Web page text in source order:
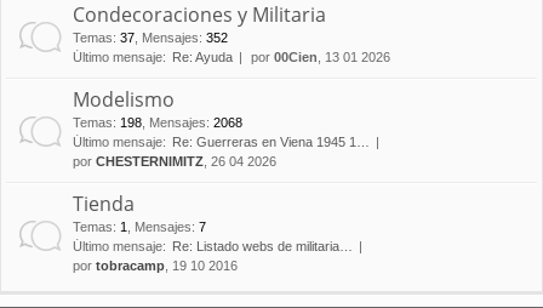
Condecoraciones y Militaria
Temas: 37 Mensajes: 352
Último mensaje:
Re: Ayuda por 00Cien , 13 01 2026
Modelismo
Temas: 198 Mensajes: 2068
Último mensaje:
Re: Guerreras en Viena 1945 1…
por CHESTERNIMITZ , 26 04 2026
Tienda
Temas: 1 Mensajes: 7
Último mensaje:
Re: Listado webs de militaria…
por tobracamp , 19 10 2016